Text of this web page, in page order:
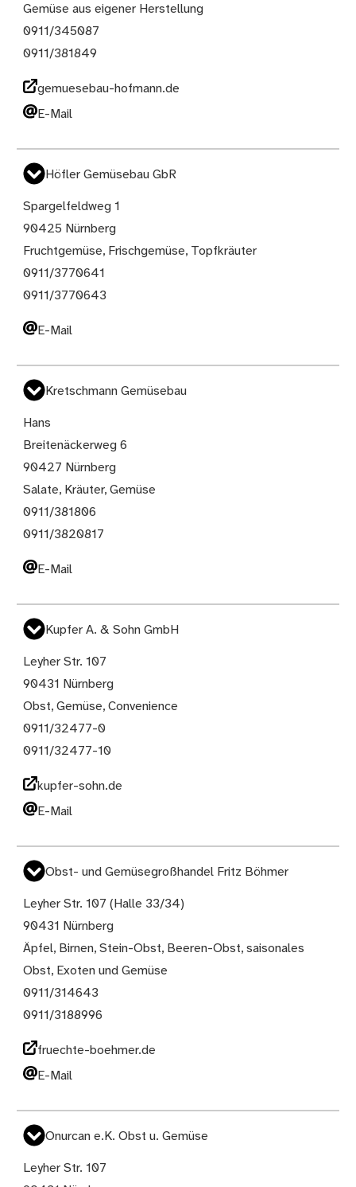
Gemüse aus eigener Herstellung
0911/345087
0911/381849
gemuesebau-hofmann.de
E-Mail
Höfler Gemüsebau GbR
Spargelfeldweg 1
90425 Nürnberg
Fruchtgemüse, Frischgemüse, Topfkräuter
0911/3770641
0911/3770643
E-Mail
Kretschmann Gemüsebau
Hans
Breitenäckerweg 6
90427 Nürnberg
Salate, Kräuter, Gemüse
0911/381806
0911/3820817
E-Mail
Kupfer A. & Sohn GmbH
Leyher Str. 107
90431 Nürnberg
Obst, Gemüse, Convenience
0911/32477-0
0911/32477-10
kupfer-sohn.de
E-Mail
Obst- und Gemüsegroßhandel Fritz Böhmer
Leyher Str. 107 (Halle 33/34)
90431 Nürnberg
Äpfel, Birnen, Stein-Obst, Beeren-Obst, saisonales
Obst, Exoten und Gemüse
0911/314643
0911/3188996
fruechte-boehmer.de
E-Mail
Onurcan e.K. Obst u. Gemüse
Leyher Str. 107